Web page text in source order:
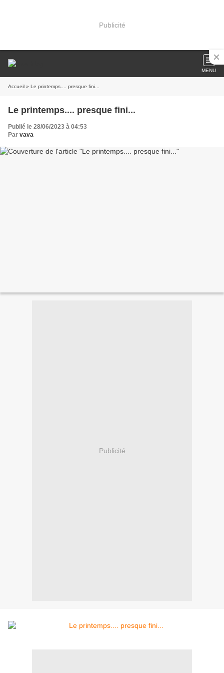
Publicité
MENU
Accueil » Le printemps.... presque fini...
Le printemps.... presque fini...
Publié le 28/06/2023 à 04:53
Par vava
Publicité